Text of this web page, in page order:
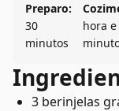
Preparo:
30
minutos
hora e
3 berinjelas